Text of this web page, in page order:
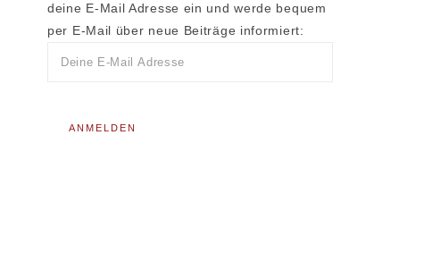
deine E-Mail Adresse ein und werde bequem
per E-Mail über neue Beiträge informiert: